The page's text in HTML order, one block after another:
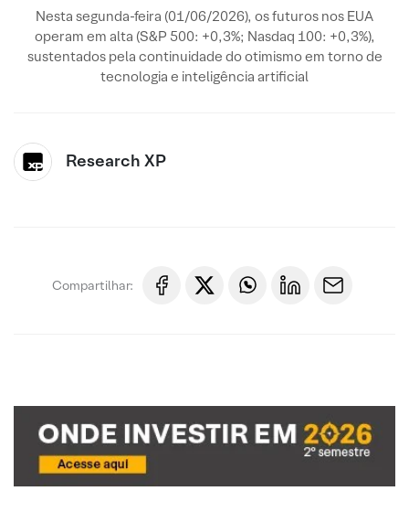
Nesta segunda-feira (01/06/2026), os futuros nos EUA
operam em alta (S&P 500: +0,3%; Nasdaq 100: +0,3%),
sustentados pela continuidade do otimismo em torno de
tecnologia e inteligência artificial
Research XP
Compartilhar: